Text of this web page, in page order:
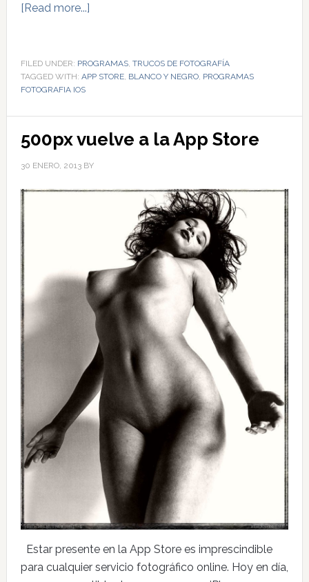
[Read more...]
FILED UNDER: PROGRAMAS, TRUCOS DE FOTOGRAFÍA
TAGGED WITH: APP STORE, BLANCO Y NEGRO, PROGRAMAS
FOTOGRAFIA IOS
500px vuelve a la App Store
30 ENERO, 2013BY
Estar presente en la App Store es imprescindible
para cualquier servicio fotográfico online. Hoy en día,